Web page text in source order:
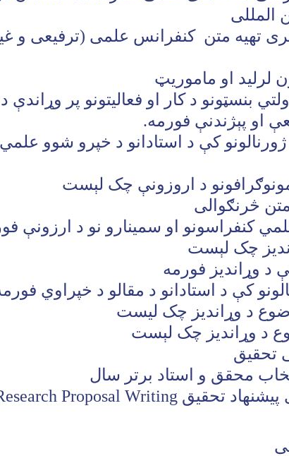
المللی
تهیه متن کنفرانس علمی (ترفیعی و
لرلید او ماموریټ
بنسټونو د کار او فعاليتونو پر وړاندې
او پېژندنې فورمه.
ژورنالونو کې د استادانو د خپرو شوو
د اروزونې چک لېست
څرنګوالی
کنفراسونو او سمينارو نو د ارزونې
چک لېست
د وړانديز فورمه
کې د استادانو د مقالو د خپراوي
د وړانديز چک ليست
د وړانديز چک لېست
تحقیق
محقق و استاد برتر سال
پیشنهاد تحقیق Proposal Writing